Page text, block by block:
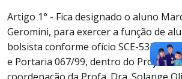
Artigo 1° - Fica designado o aluno
Geromini, para exercer a função de
bolsista conforme ofício SCE-532/
e Portaria 067/99, dentro do Projeto